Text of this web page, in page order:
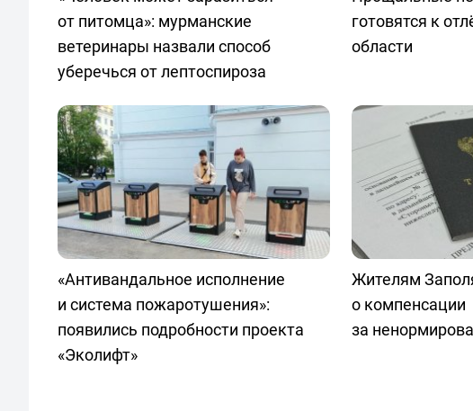
от питомца»: мурманские
ветеринары назвали способ
уберечься от лептоспироза
готовятся к
области
«Антивандальное исполнение
и система пожаротушения»:
появились подробности проекта
«Эколифт»
Жителям
о компенсации
за